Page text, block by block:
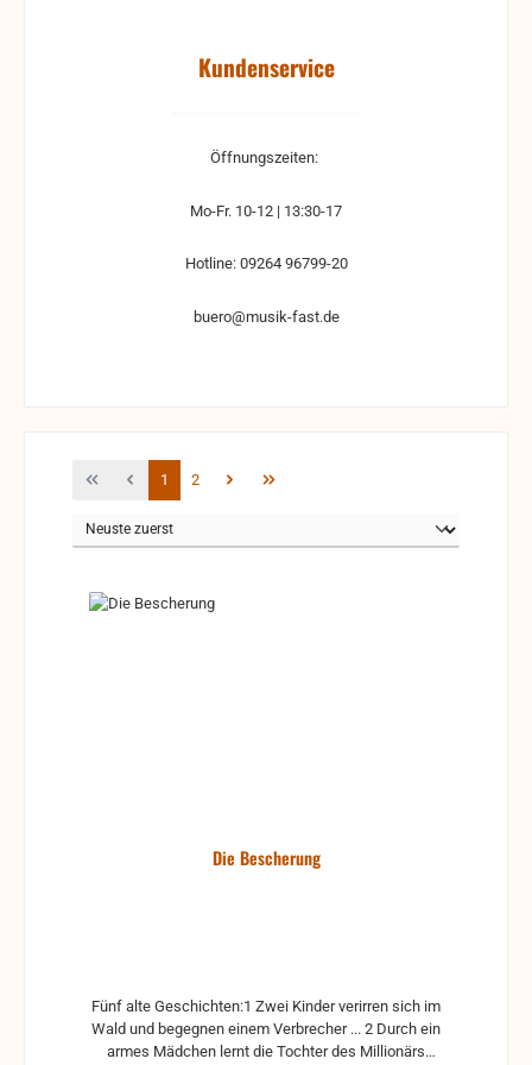
Kundenservice
Öffnungszeiten:
Mo-Fr. 10-12 | 13:30-17
Hotline: 09264 96799-20
buero@musik-fast.de
Seite
1 Seite
2
Die Bescherung
Fünf alte Geschichten:1 Zwei Kinder verirren sich im
Wald und begegnen einem Verbrecher ... 2 Durch ein
armes Mädchen lernt die Tochter des Millionärs